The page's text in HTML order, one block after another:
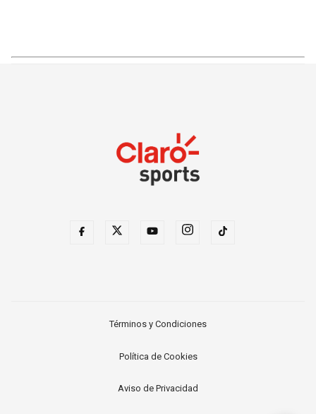
Términos y Condiciones
Política de Cookies
Aviso de Privacidad